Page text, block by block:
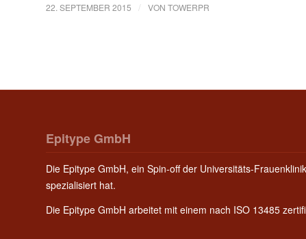
22. SEPTEMBER 2015 / VON TOWERPR
Epitype GmbH
Die Epitype GmbH, ein Spin-off der Universitäts-
spezialisiert hat.
Die Epitype GmbH arbeitet mit einem nach ISO 13485